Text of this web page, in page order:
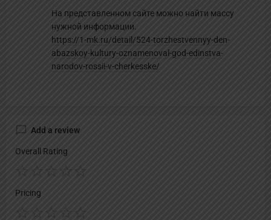
На представленном сайте можно найти массу
нужной информации.
https://1-mk.ru/detail/524-torzhestvennyy-den-
abazskoy-kultury-oznamenoval-god-edinstva-
narodov-rossii-v-cherkesske/
Add a review
Overall Rating
Pricing